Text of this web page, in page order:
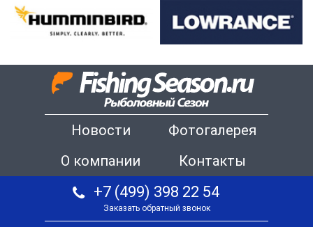
Новости
Фотогалерея
О компании
Контакты
+7 (499) 398 22 54
Заказать обратный звонок